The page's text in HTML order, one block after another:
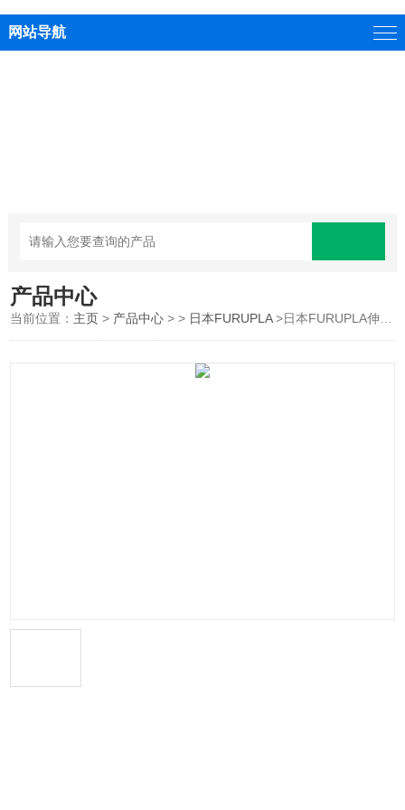
网站导航
产品中心
当前位置： 主页 > 产品中心 > > 日本FURUPLA>日本FURUPLA伸缩喷嘴7L用喷壶No.7710